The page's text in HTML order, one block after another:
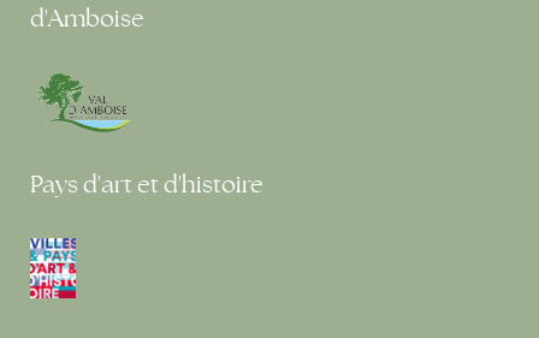
d'Amboise
Pays d'art et d'histoire